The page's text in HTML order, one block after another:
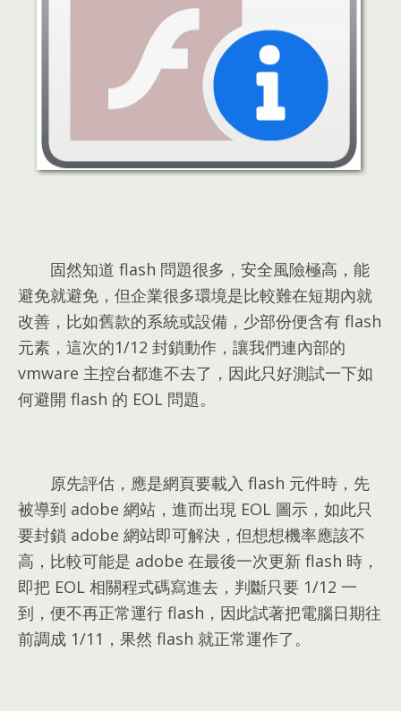
固然知道 flash 問題很多 ， 安全風險極高 ， 能
避免就避免 ， 但企業很多環境是比較難在短期內就
改善 ， 比如舊款的系統或設備 ， 少部份便含有 flash
元素 ， 這次的1/12 封鎖動作 ， 讓我們連內部的
vmware 主控台都進不去了 ， 因此只好測試一下如
何避開 flash 的 EOL 問題。
原先評估 ， 應是網頁要載入 flash 元件時 ， 先
被導到 adobe 網站 ， 進而出現 EOL 圖示 ， 如此只
要封鎖 adobe 網站即可解決 ， 但想想機率應該不
高 ， 比較可能是 adobe 在最後一次更新 flash 時 ，
即把 EOL 相關程式碼寫進去 ， 判斷只要 1/12 一
到 ， 便不再正常運行 flash ， 因此試著把電腦日期往
前調成 1/11， 果然 flash 就正常運作了。